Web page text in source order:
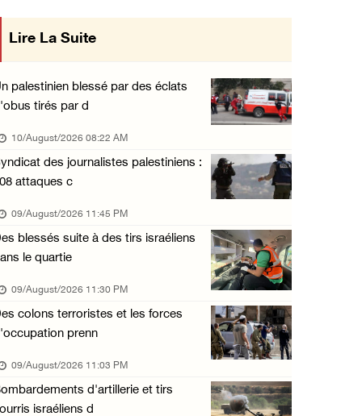
133 colons israéliens font irruption dans la ...
09/August/2026 12:55 PM
Des cultures endommagées après le pâturage d ...
09/August/2026 12:03 PM
Gaza : le bilan de la guerre atteint 73.386 ...
09/August/2026 11:54 AM
Le Président Abbas rend hommage à Diab Al-Lo ...
09/August/2026 10:54 AM
Les forces israéliennes s’emparent d’une mai ...
09/August/2026 10:44 AM
Les forces israéliennes installent un barrag ...
09/August/2026 09:56 AM
Malgré le cessez-le-feu, Gaza toujours sous ...
du Conseil
avec
Lire La Suite
palestinien blessé par des éclats
tirés par d
10/August/2026 08:22 AM
des journalistes palestiniens :
attaques c
09/August/2026 11:45 PM
blessés suite à des tirs israéliens
le quartie
09/August/2026 11:30 PM
colons terroristes et les forces
prenn
09/August/2026 11:03 PM
d'artillerie et tirs
israéliens d